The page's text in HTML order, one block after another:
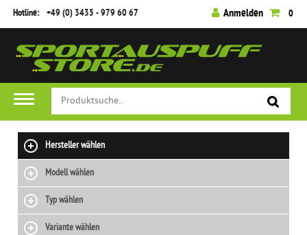
Hotline: +49 (0) 3435 - 979 60 67 Anmelden 0
Hersteller wählen
Modell wählen
Typ wählen
Variante wählen